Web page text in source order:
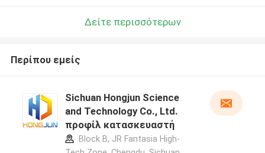
Δείτε περισσότερων
Περίπου εμείς
Sichuan Hongjun Science
and Technology Co., Ltd.
προφίλ κατασκευαστή
Block B, JR Fantasia High-